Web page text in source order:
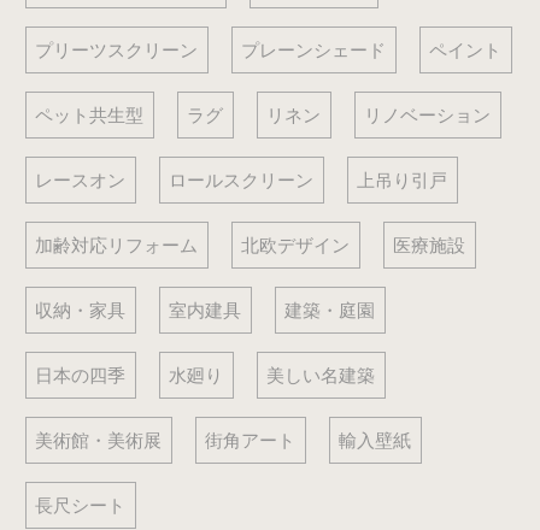
プリーツスクリーン プレーンシェード ペイント
ペット共生型 ラグ リネン リノベーション
レースオン ロールスクリーン 上吊り引戸
加齢対応リフォーム 北欧デザイン 医療施設
収納・家具 室内建具 建築・庭園
日本の四季 水廻り 美しい名建築
美術館・美術展 街角アート 輸入壁紙
長尺シート